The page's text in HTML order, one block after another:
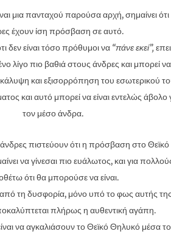
μια πανταχού παρούσα αρχή, σημαίνει ότι
έχουν ίση πρόσβαση σε αυτό.
δεν είναι τόσο πρόθυμοι να “πάνε εκεί”,
λίγο πιο βαθιά στους άνδρες και μπορεί να
και εξισορρόπηση του εσωτερικού
και αυτό μπορεί να είναι εντελώς άβολο
τον μέσο άνδρα.
πιστεύουν ότι η πρόσβαση στο Θεϊκό
να γίνεσαι πιο ευάλωτος, και για
ότι θα μπορούσε να είναι.
τη δυσφορία, μόνο υπό το φως αυτής
πλήρως η αυθεντική αγάπη.
να αγκαλιάσουν το Θεϊκό Θηλυκό μέσα